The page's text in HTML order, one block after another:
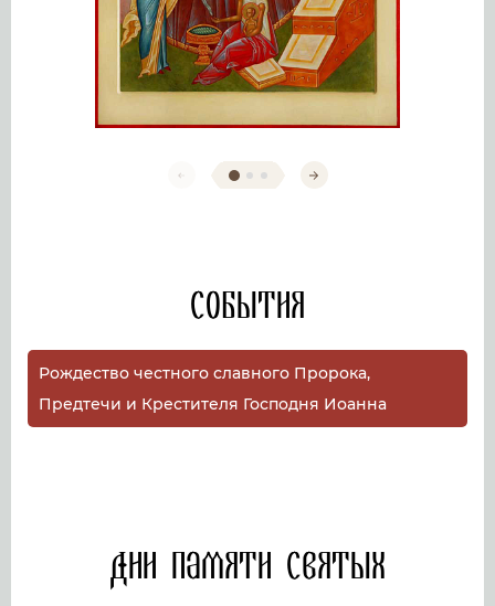
События
Рождество честного славного Пророка,
Предтечи и Крестителя Господня Иоанна
Дни памяти святых